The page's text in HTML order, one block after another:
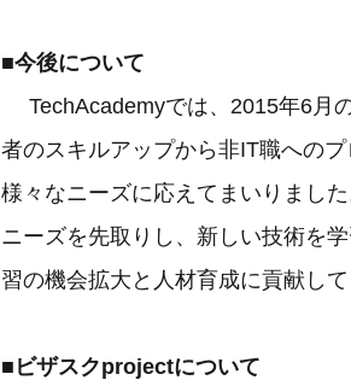
■今後について
TechAcademyでは、2015年6月
者のスキルアップから非IT職への
様々なニーズに応えてまいりまし
ニーズを先取りし、新しい技術を
習の機会拡大と人材育成に貢献して
■ビザスクprojectについて